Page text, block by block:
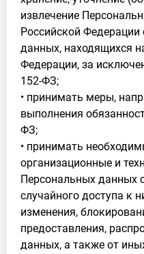
извлечение
Российской
данных, находящихся
Федерации, за
152-ФЗ;
• принимать меры,
выполнения
ФЗ;
• принимать
организационные и
Персональных данных
случайного доступа к
изменения,
предоставления,
данных, а также от